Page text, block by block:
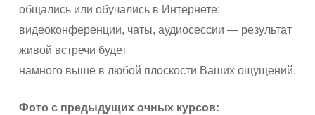
общались или обучались в Интернете:
видеоконференции, чаты, аудиосессии — результат
живой встречи будет
намного выше в любой плоскости Ваших ощущений.
Фото с предыдущих очных курсов: